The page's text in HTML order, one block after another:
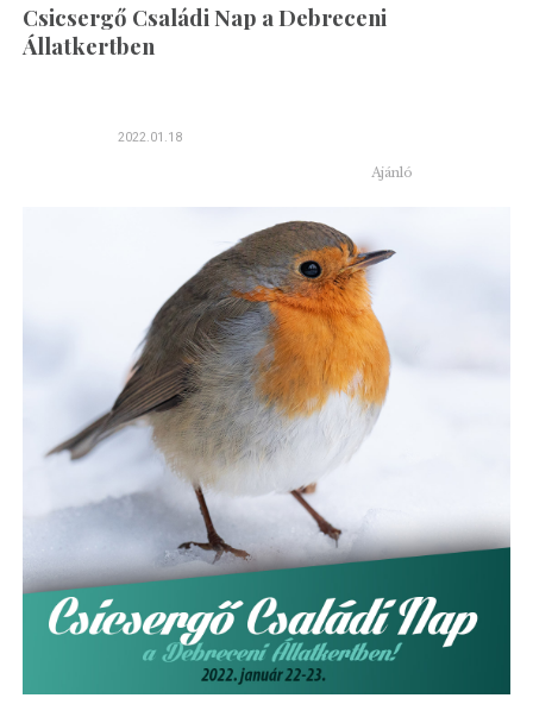
Csicsergő Családi Nap a Debreceni
Állatkertben
2022.01.18
Ajánló